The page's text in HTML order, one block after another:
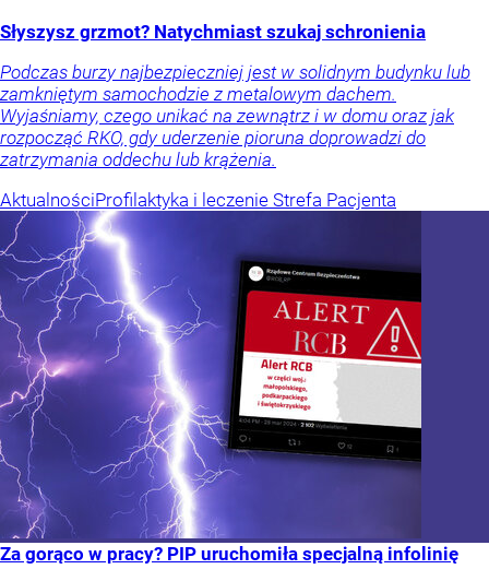
Słyszysz grzmot? Natychmiast szukaj schronienia
Podczas burzy najbezpieczniej jest w solidnym budynku lub
zamkniętym samochodzie z metalowym dachem.
Wyjaśniamy, czego unikać na zewnątrz i w domu oraz jak
rozpocząć RKO, gdy uderzenie pioruna doprowadzi do
zatrzymania oddechu lub krążenia.
AktualnościProfilaktyka i leczenie Strefa Pacjenta
Za gorąco w pracy? PIP uruchomiła specjalną infolinię